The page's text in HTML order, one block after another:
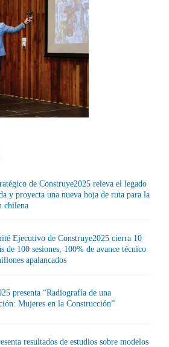
de Construye2025 releva el legado
y proyecta una nueva hoja de ruta para la
chilena
Ejecutivo de Construye2025 cierra 10
de 100 sesiones, 100% de avance técnico
apalancados
presenta “Radiografía de una
Mujeres en la Construcción”
resultados de estudios sobre modelos